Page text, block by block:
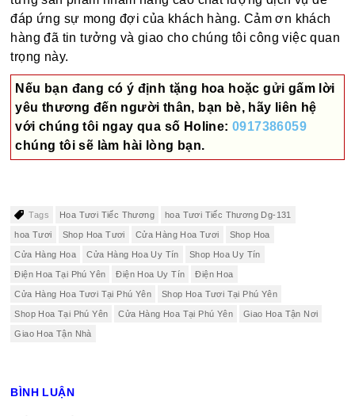
đáp ứng sự mong đợi của khách hàng. Cảm ơn khách
hàng đã tin tưởng và giao cho chúng tôi công việc quan
trọng này.
Nếu bạn đang có ý định tặng hoa hoặc gửi gấm lời
yêu thương đến người thân, bạn bè, hãy liên hệ
với chúng tôi ngay qua số Holine:0917386059
chúng tôi sẽ làm hài lòng bạn.
Tags Hoa Tươi Tiếc Thương hoa Tươi Tiếc Thương Dg-131
hoa Tươi Shop Hoa Tươi Cửa Hàng Hoa Tươi Shop Hoa
Cửa Hàng Hoa Cửa Hàng Hoa Uy Tín Shop Hoa Uy Tín
Điện Hoa Tại Phú Yên Điện Hoa Uy Tín Điện Hoa
Cửa Hàng Hoa Tươi Tại Phú Yên Shop Hoa Tươi Tại Phú Yên
Shop Hoa Tại Phú Yên Cửa Hàng Hoa Tại Phú Yên Giao Hoa Tận Nơi
Giao Hoa Tận Nhà
BÌNH LUẬN